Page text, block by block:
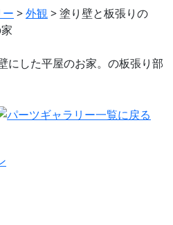
>外観>塗り壁と板張りの
にした平屋のお家。の板張り部